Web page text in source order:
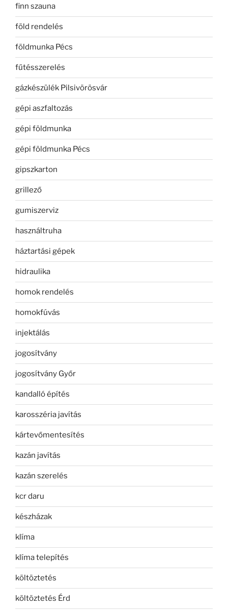
finn szauna
föld rendelés
földmunka Pécs
fűtésszerelés
gázkészülék Pilsivörösvár
gépi aszfaltozás
gépi földmunka
gépi földmunka Pécs
gipszkarton
grillező
gumiszerviz
használtruha
háztartási gépek
hidraulika
homok rendelés
homokfúvás
injektálás
jogosítvány
jogosítvány Győr
kandalló építés
karosszéria javítás
kártevőmentesítés
kazán javítás
kazán szerelés
kcr daru
készházak
klíma
klíma telepítés
költöztetés
költöztetés Érd